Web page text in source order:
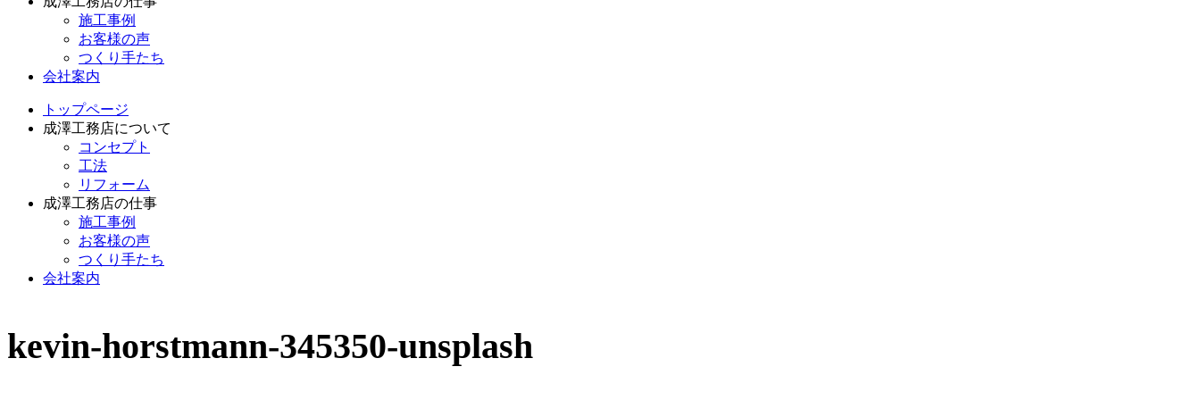
施工事例
お客様の声
つくり手たち
会社案内
トップページ
成澤工務店について
コンセプト
工法
リフォーム
成澤工務店の仕事
施工事例
お客様の声
つくり手たち
会社案内
kevin-horstmann-345350-unsplash